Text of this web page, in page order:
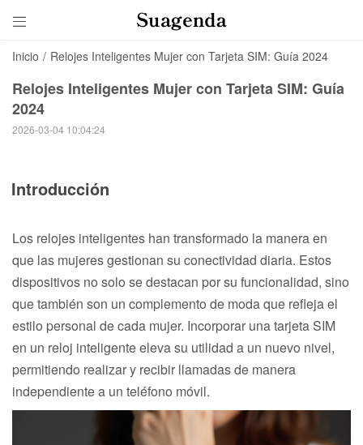

Inicio / Relojes Inteligentes Mujer con Tarjeta SIM: Guía 2024
Relojes Inteligentes Mujer con Tarjeta SIM: Guía
2024
2026-03-04 10:04:24
Introducción
Los relojes inteligentes han transformado la manera en
que las mujeres gestionan su conectividad diaria. Estos
dispositivos no solo se destacan por su funcionalidad, sino
que también son un complemento de moda que refleja el
estilo personal de cada mujer. Incorporar una tarjeta SIM
en un reloj inteligente eleva su utilidad a un nuevo nivel,
permitiendo realizar y recibir llamadas de manera
independiente a un teléfono móvil.